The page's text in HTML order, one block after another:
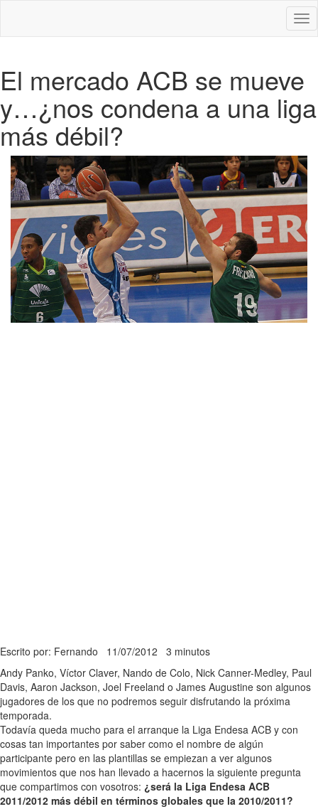
El mercado ACB se mueve
y…¿nos condena a una liga
más débil?
Escrito por: Fernando 11/07/2012 3 minutos
Andy Panko, Víctor Claver, Nando de Colo, Nick Canner-Medley, Paul
Davis, Aaron Jackson, Joel Freeland o James Augustine son algunos
jugadores de los que no podremos seguir disfrutando la próxima
temporada.
Todavía queda mucho para el arranque la Liga Endesa ACB y con
cosas tan importantes por saber como el nombre de algún
participante pero en las plantillas se empiezan a ver algunos
movimientos que nos han llevado a hacernos la siguiente pregunta
que compartimos con vosotros: ¿será la Liga Endesa ACB
2011/2012 más débil en términos globales que la 2010/2011?